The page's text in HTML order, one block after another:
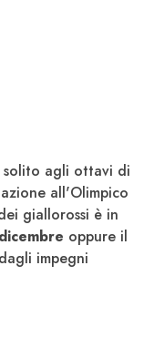
solito agli ottavi di
all'Olimpico
giallorossi è in
oppure il
impegni